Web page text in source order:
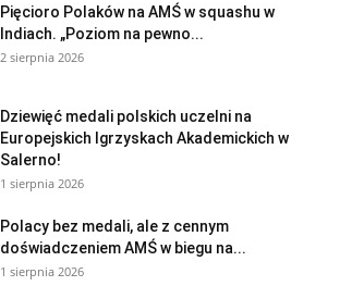
Pięcioro Polaków na AMŚ w squashu w
Indiach. „Poziom na pewno...
2 sierpnia 2026
Dziewięć medali polskich uczelni na
Europejskich Igrzyskach Akademickich w
Salerno!
1 sierpnia 2026
Polacy bez medali, ale z cennym
doświadczeniem AMŚ w biegu na...
1 sierpnia 2026